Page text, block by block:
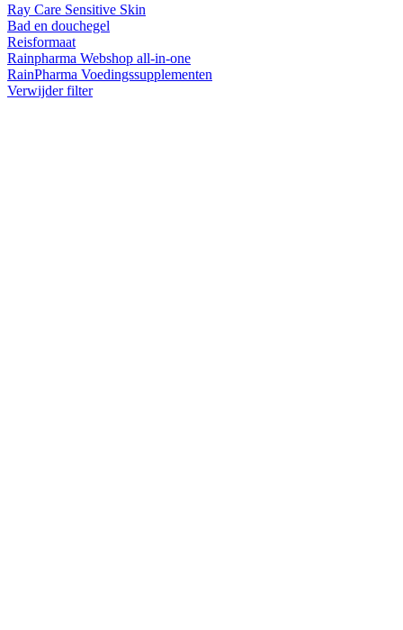
Ray Care Sensitive Skin
Bad en douchegel
Reisformaat
Rainpharma Webshop all-in-one
RainPharma Voedingssupplementen
Verwijder filter